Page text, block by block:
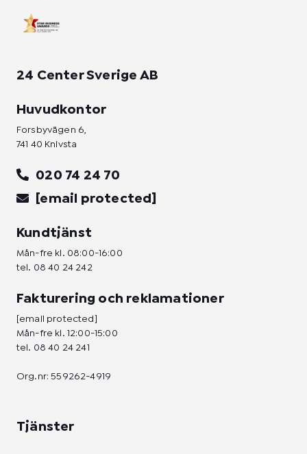
24 Center Sverige AB
Huvudkontor
Forsbyvägen 6,
741 40 Knivsta
020 74 24 70
[email protected]
Kundtjänst
Mån-fre kl. 08:00-16:00
tel. 08 40 24 242
Fakturering och reklamationer
[email protected]
Mån-fre kl. 12:00-15:00
tel. 08 40 24 241
Org.nr: 559262-4919
Tjänster